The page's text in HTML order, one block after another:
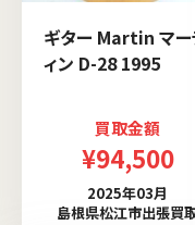
ギター Martin マー
ィン D-28 1995
買取金額
¥94,500
2025年03月
島根県松江市出張買